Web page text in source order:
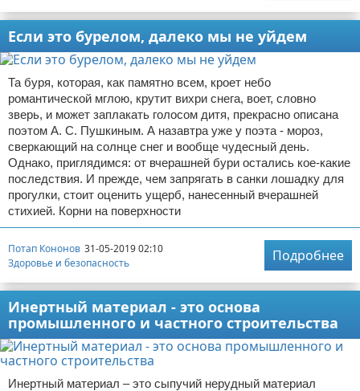
Если это бурелом, далеко мы не уйдем
Та буря, которая, как памятно всем, кроет небо
романтической мглою, крутит вихри снега, воет, словно
зверь, и может заплакать голосом дитя, прекрасно описана
поэтом А. С. Пушкиным. А назавтра уже у поэта - мороз,
сверкающий на солнце снег и вообще чудесный день.
Однако, приглядимся: от вчерашней бури остались кое-какие
последствия. И прежде, чем запрягать в санки лошадку для
прогулки, стоит оценить ущерб, нанесенный вчерашней
стихией. Корни на поверхности
Потап Кононов 31-05-2019 02:10
Здоровье и безопасность
Подробнее
Инертный материал - это основа
промышленного и частного строительства
Инертный материал – это сыпучий нерудный материал